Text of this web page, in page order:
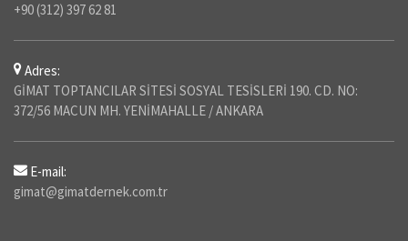
+90 (312) 397 62 81
Adres:
GİMAT TOPTANCILAR SİTESİ SOSYAL TESİSLERİ 190. CD. NO:
372/56 MACUN MH. YENİMAHALLE / ANKARA
E-mail:
gimat@gimatdernek.com.tr